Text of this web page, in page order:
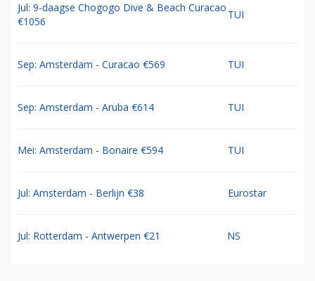
Jul: 9-daagse Chogogo Dive & Beach Curacao
€1056
TUI
Sep: Amsterdam - Curacao €569 TUI
Sep: Amsterdam - Aruba €614 TUI
Mei: Amsterdam - Bonaire €594 TUI
Jul: Amsterdam - Berlijn €38 Eurostar
Jul: Rotterdam - Antwerpen €21 NS